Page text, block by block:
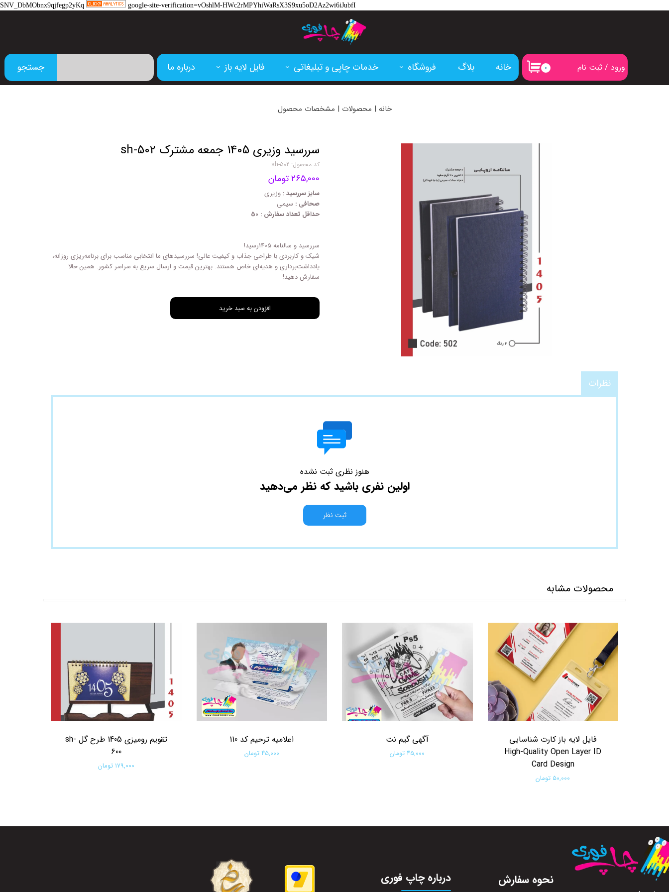
SNV_DbMObnx9qjfegp2yKq google-site-verification=vOshlM-HWc2rMPYhiWaRsX3S9xu5oD2Az2wi6iJubfI
۰ ورود / ثبت نام
حساب کاربری من
خانه بلاگ فروشگاه
کاغذ و مقوا
خدمات چاپی و تبلیغاتی
خدمات برش و حکاکی لیزر
چاپ فاکتور اختصاصی
فایل لایه باز
اعلامیه ترحیم
بنر تسلیت
بنر مناسبتی
درباره ما جستجو
خانه | محصولات | مشخصات محصول
سررسید وزیری 1405 جمعه مشترک sh-502
کد محصول: sh-502
۲۶۵,۰۰۰ تومان
سایز سررسید : وزیری
صحافی : سیمی
حداقل تعداد سفارش : 50
سررسید و سالنامه 1405رسید!
شیک و کاربردی با طراحی‌ جذاب و کیفیت عالی! سررسیدهای ما انتخابی مناسب برای برنامه‌ریزی روزانه،
یادداشت‌برداری و هدیه‌ای خاص هستند. بهترین قیمت و ارسال سریع به سراسر کشور. همین حالا
سفارش دهید!
افزودن به سبد خرید
نظرات
هنوز نظری ثبت نشده
اولین نفری باشید که نظر می‌دهید
ثبت نظر
محصولات مشابه
فایل لایه باز کارت شناسایی
High-Quality Open Layer ID
Card Design
۵۰,۰۰۰ تومان
آگهی گیم نت
۴۵,۰۰۰ تومان
اعلامیه ترحیم کد 110
۴۵,۰۰۰ تومان
تقویم رومیزی 1405 طرح گل sh-
600
۱۷۹,۰۰۰ تومان
نحوه سفارش درباره چاپ فوری